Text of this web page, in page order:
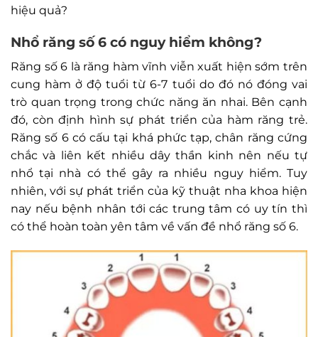
hiệu quả?
Nhổ răng số 6 có nguy hiểm không?
Răng số 6 là răng hàm vĩnh viễn xuất hiện sớm trên
cung hàm ở độ tuổi từ 6-7 tuổi do đó nó đóng vai
trò quan trọng trong chức năng ăn nhai. Bên cạnh
đó, còn định hình sự phát triển của hàm răng trẻ.
Răng số 6 có cấu tại khá phức tạp, chân răng cứng
chắc và liên kết nhiều dây thần kinh nên nếu tự
nhổ tại nhà có thể gây ra nhiều nguy hiểm. Tuy
nhiên, với sự phát triển của kỹ thuật nha khoa hiện
nay nếu bệnh nhân tới các trung tâm có uy tín thì
có thể hoàn toàn yên tâm về vấn đề nhổ răng số 6.